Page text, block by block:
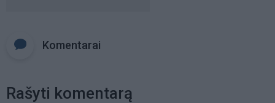
Komentarai
Rašyti komentarą